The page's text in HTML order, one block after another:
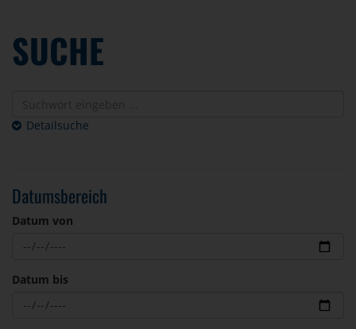
SUCHE
Detailsuche
Datumsbereich
Datum von
Datum bis